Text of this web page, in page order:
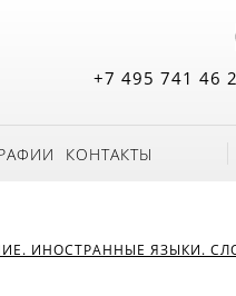
+7 495 741 46
КОНТАКТЫ
ИНОСТРАННЫЕ ЯЗЫКИ.